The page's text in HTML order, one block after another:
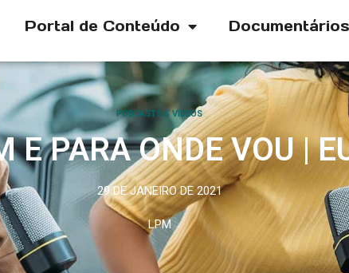
Portal de Conteúdo Documentários
PODCASTS & VÍDEOS
E PARA ONDE VOU |
29 DE JANEIRO DE 2021
LPM